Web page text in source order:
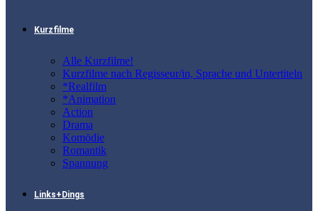
Kurzfilme
Alle Kurzfilme!
Kurzfilme nach Regisseur/in, Sprache und Untertiteln
*Realfilm
*Animation
Action
Drama
Komödie
Romantik
Spannung
Links+Dings